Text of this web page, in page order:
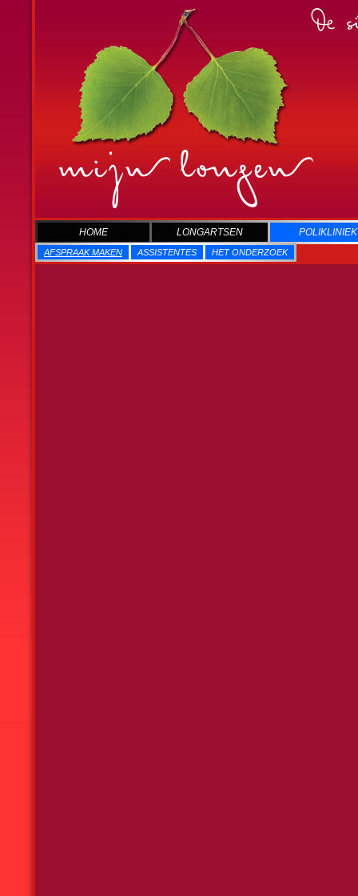
HOME LONGARTSEN POLIKLINIEK
AFSPRAAK MAKEN ASSISTENTES HET ONDERZOEK